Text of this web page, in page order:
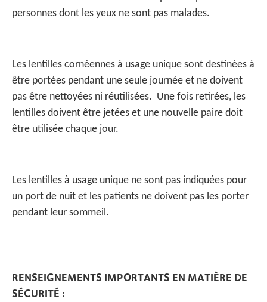
personnes dont les yeux ne sont pas malades.
Les lentilles cornéennes à usage unique sont destinées à
être portées pendant une seule journée et ne doivent
pas être nettoyées ni réutilisées. Une fois retirées, les
lentilles doivent être jetées et une nouvelle paire doit
être utilisée chaque jour.
Les lentilles à usage unique ne sont pas indiquées pour
un port de nuit et les patients ne doivent pas les porter
pendant leur sommeil.
RENSEIGNEMENTS IMPORTANTS EN MATIÈRE DE
SÉCURITÉ :